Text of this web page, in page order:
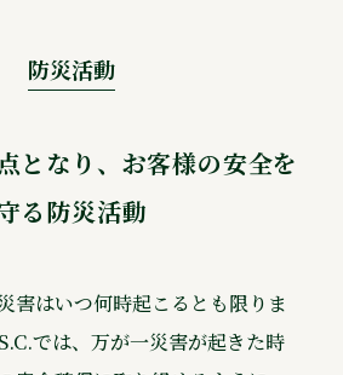
防災活動
となり、お客様の安全を
る防災活動
害はいつ何時起こるとも限りま
では、万が一災害が起きた時